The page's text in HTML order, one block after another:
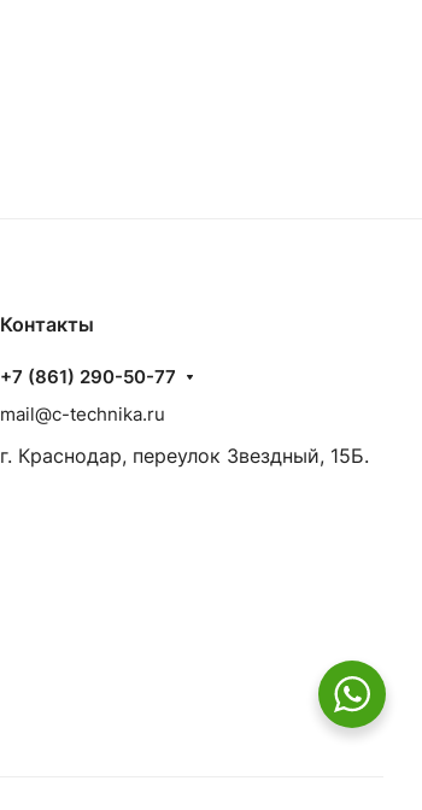
Контакты
+7 (861) 290-50-77
mail@c-technika.ru
г. Краснодар, переулок Звездный, 15Б.